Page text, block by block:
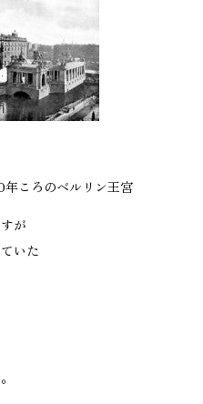
ルリン王宮
が
いた